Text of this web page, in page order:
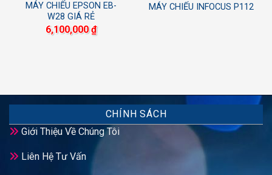
MÁY CHIẾU EPSON EB-
W28 GIÁ RẺ
6,100,000₫
MÁY CHIẾU INFOCUS P112
CHÍNH SÁCH
Giới Thiệu Về Chúng Tôi
Liên Hệ Tư Vấn